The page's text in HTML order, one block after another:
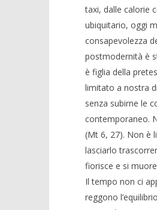
taxi, dalle calorie
ubiquitario, oggi
consapevolezza
postmodernità è
è figlia della
limitato a nostra
senza subirne le
contemporaneo.
(Mt 6, 27). Non è
lasciarlo
fiorisce e si
Il tempo non ci
reggono